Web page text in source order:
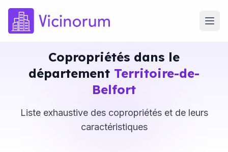
Copropriétés dans le
département Territoire-de-
Belfort
Liste exhaustive des copropriétés et de leurs
caractéristiques